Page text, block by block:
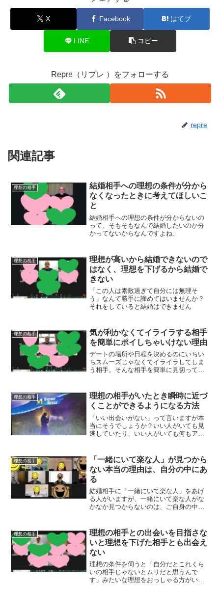
X Facebook はてブ
LINE コピー
Repre（リプレ ）をフォローする
repre
関連記事
理想の相手
結婚相手への理想の条件が分から
なくなったときに考えてほしいこ
と
結婚相手への理想の条件が分からないの
って、そもそもなんで結婚したいのか分
かってないからなんですよね。
理想の相手
理想が高いから結婚できないので
はなく、理想を下げるから結婚で
きない
「この人は素敵過ぎて自分には無理そ
う」なんて勝手に諦めてはいませんか？
それをしていると結婚はできません
理想の相手
気が利かなくてイライラする相手
を簡単にポイしちゃいけない理由
デートの場所や日程を決めるのにいちい
ちスムーズじゃなくてイライラしてしま
う相手。そんな相手を簡単に見切っては
理想の相手
理想の相手がいたとき瞬時に近づ
くことができるようになる方法
「いい出会いがない」って言いますが本
当にそうでしょうか？いい人がいても見
逃していたり、いい人がいても何もアク
理想の相手
「一緒にいて楽な人」が見つから
ない本当の理由は、自分の中にあ
る
結婚相手に「一緒にいて楽な人」をあげ
る人がいますが、一緒にいて楽な人がな
かなか見つからないのは、ご自身の中に
理想の相手
理想の相手との出会いを目指さな
いと理想を下げた相手とも出会え
ない
理想の条件を伺うと「自分だとこれくら
いの相手じゃないとムリだと思うんで
す」みたいな理想をおっしゃる方がい